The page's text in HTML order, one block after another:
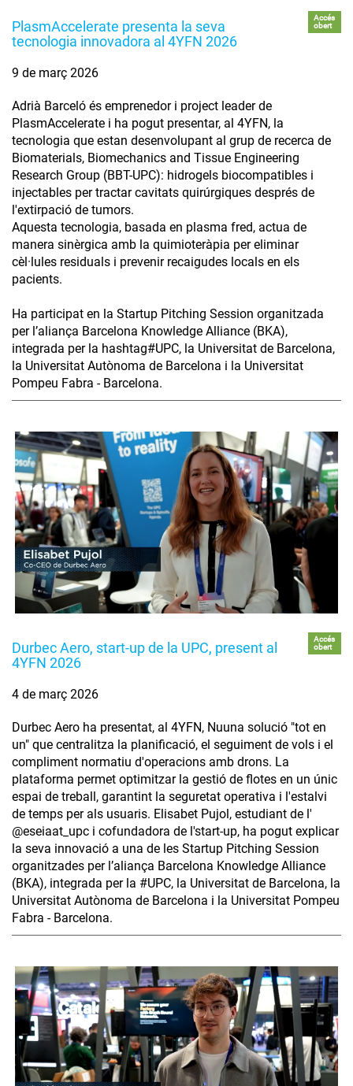
PlasmAccelerate presenta la seva
tecnologia innovadora al 4YFN 2026
Accés
obert
9 de març 2026
Adrià Barceló és emprenedor i project leader de
PlasmAccelerate i ha pogut presentar, al 4YFN, la
tecnologia que estan desenvolupant al grup de recerca de
Biomaterials, Biomechanics and Tissue Engineering
Research Group (BBT-UPC): hidrogels biocompatibles i
injectables per tractar cavitats quirúrgiques després de
l'extirpació de tumors.
Aquesta tecnologia, basada en plasma fred, actua de
manera sinèrgica amb la quimioteràpia per eliminar
cèl·lules residuals i prevenir recaigudes locals en els
pacients.
Ha participat en la Startup Pitching Session organitzada
per l’aliança Barcelona Knowledge Alliance (BKA),
integrada per la hashtag#UPC, la Universitat de Barcelona,
la Universitat Autònoma de Barcelona i la Universitat
Pompeu Fabra - Barcelona.
Durbec Aero, start-up de la UPC, present al
4YFN 2026
Accés
obert
4 de març 2026
Durbec Aero ha presentat, al 4YFN, Nuuna solució "tot en
un" que centralitza la planificació, el seguiment de vols i el
compliment normatiu d'operacions amb drons. La
plataforma permet optimitzar la gestió de flotes en un únic
espai de treball, garantint la seguretat operativa i l'estalvi
de temps per als usuaris. Elisabet Pujol, estudiant de l'
@eseiaat_upc i cofundadora de l'start-up, ha pogut explicar
la seva innovació a una de les Startup Pitching Session
organitzades per l’aliança Barcelona Knowledge Alliance
(BKA), integrada per la #UPC, la Universitat de Barcelona, la
Universitat Autònoma de Barcelona i la Universitat Pompeu
Fabra - Barcelona.